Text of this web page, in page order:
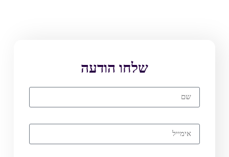
שלחו הודעה